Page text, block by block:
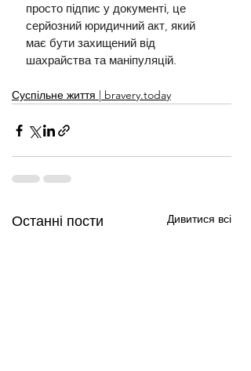
просто підпис у документі, це
серйозний юридичний акт, який
має бути захищений від
шахрайства та маніпуляцій.
Суспільне життя | bravery.today
Останні пости Дивитися всі